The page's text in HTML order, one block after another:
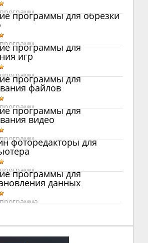
программы для обрезки
программы для
игр
программы для
файлов
программы для
видео
фоторедакторы для
программы для
данных